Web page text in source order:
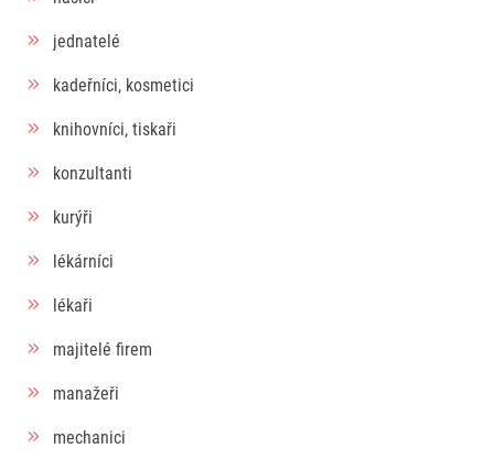
jednatelé
kadeřníci, kosmetici
knihovníci, tiskaři
konzultanti
kurýři
lékárníci
lékaři
majitelé firem
manažeři
mechanici